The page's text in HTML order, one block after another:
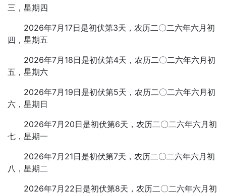
三，星期四
2026年7月17日是初伏第3天，农历二〇二六年六月初
四，星期五
2026年7月18日是初伏第4天，农历二〇二六年六月初
五，星期六
2026年7月19日是初伏第5天，农历二〇二六年六月初
六，星期日
2026年7月20日是初伏第6天，农历二〇二六年六月初
七，星期一
2026年7月21日是初伏第7天，农历二〇二六年六月初
八，星期二
2026年7月22日是初伏第8天，农历二〇二六年六月初